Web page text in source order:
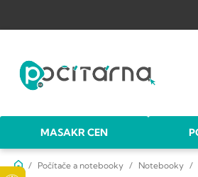
obsah
MASAKR CEN
DomůPočítače a notebooky Notebooky